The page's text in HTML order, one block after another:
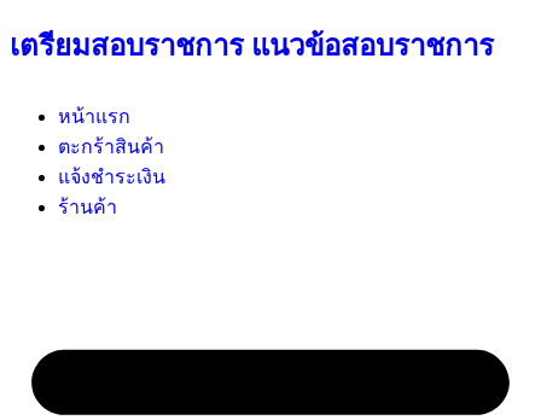
เตรียมสอบราชการ แนวข้อสอบราชการ
หน้าแรก
ตะกร้าสินค้า
แจ้งชำระเงิน
ร้านค้า